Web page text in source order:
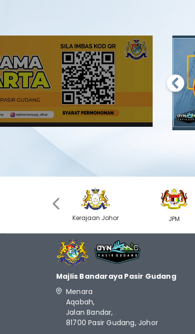
Previous
Kerajaan Johor JPM
Majlis Bandaraya Pasir Gudang
Menara
Aqabah,
Jalan Bandar,
81700 Pasir Gudang, Johor